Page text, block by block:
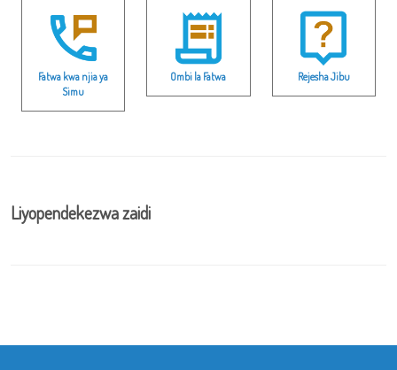
Fatwa kwa njia ya
Simu
Ombi la Fatwa Rejesha Jibu
Liyopendekezwa zaidi